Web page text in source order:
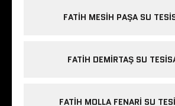
FATIH MESIH PAŞA SU
FATIH DEMIRTAŞ SU
FATIH MOLLA FENARI SU